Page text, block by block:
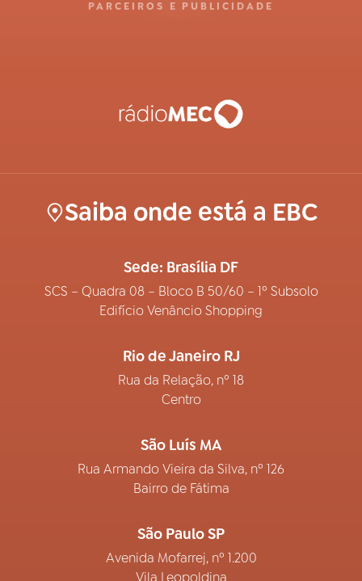
PARCEIROS E PUBLICIDADE
Saiba onde está a EBC
Sede: Brasília DF
SCS – Quadra 08 – Bloco B 50/60 – 1º Subsolo
Edifício Venâncio Shopping
Rio de Janeiro RJ
Rua da Relação, nº 18
Centro
São Luís MA
Rua Armando Vieira da Silva, nº 126
Bairro de Fátima
São Paulo SP
Avenida Mofarrej, nº 1.200
Vila Leopoldina